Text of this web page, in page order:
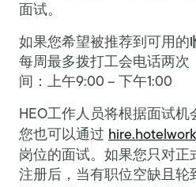
面试。
如果您希望被推荐到可用的
每周最多拨打工会电话两次
间：上午9:00 – 下午1:00
HEO工作人员将根据面试机
您也可以通过
岗位的面试。如果您只对正
注册后，当有职位空缺且轮